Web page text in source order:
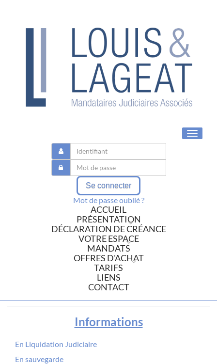
Toggle
Se connecter
Mot de passe oublié ?
ACCUEIL
PRÉSENTATION
DÉCLARATION DE CRÉANCE
VOTRE ESPACE
MANDATS
OFFRES D'ACHAT
TARIFS
LIENS
CONTACT
Informations
En Liquidation Judiciaire
En sauvegarde